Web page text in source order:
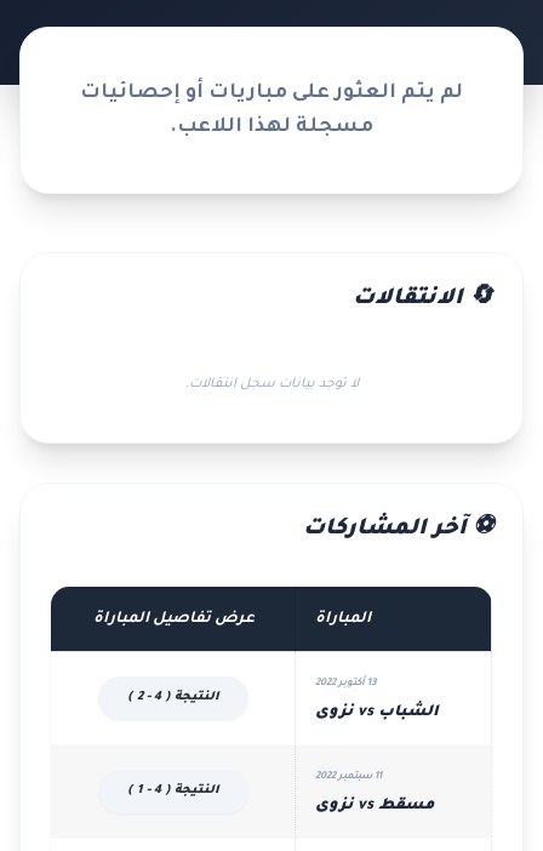
لم يتم العثور على مباريات أو إحصائيات
مسجلة لهذا اللاعب.
🔄 الانتقالات
لا توجد بيانات سجل انتقالات.
⚽ آخر المشاركات
المباراة عرض تفاصيل المباراة
13 أكتوبر 2022
الشباب vs نزوى
النتيجة ( 4 - 2 )
11 سبتمبر 2022
مسقط vs نزوى
النتيجة ( 4 - 1 )